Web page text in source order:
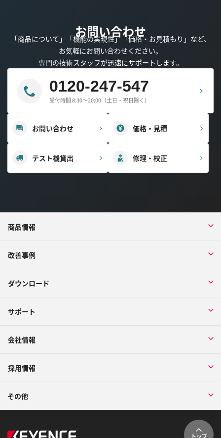
お問い合わせ
「商品について」「機能の実現性」「価格・お見積もり」など、
お気軽にお問い合わせください。
専門の技術スタッフが迅速にサポートします。
0120-247-547
受付時間 8:30～20:00（土日・祝日除く）
お問い合わせ 価格・見積
テスト機貸出 修理・校正
商品情報
改善事例
ダウンロード
サポート
会社情報
採用情報
その他
トップ